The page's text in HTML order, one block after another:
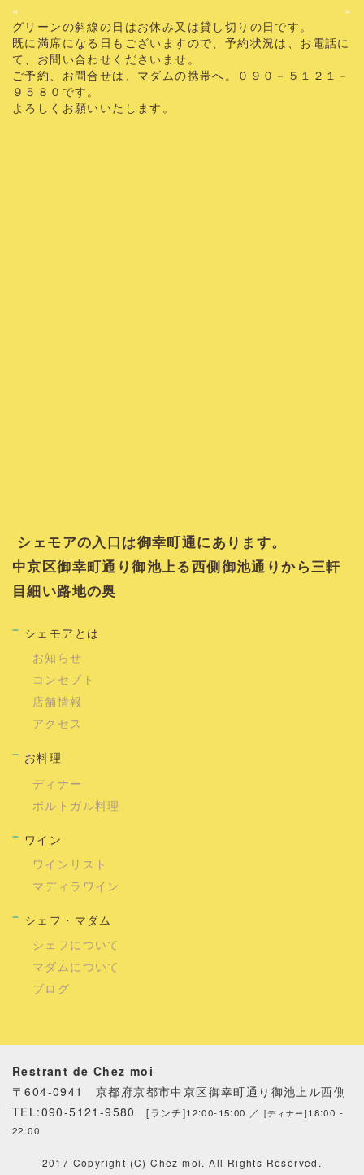
«
»
グリーンの斜線の日はお休み又は貸し切りの日です。
既に満席になる日もございますので、予約状況は、お電話に
て、お問い合わせくださいませ。
ご予約、お問合せは、マダムの携帯へ。０９０－５１２１－
９５８０です。
よろしくお願いいたします。
シェモアの入口は御幸町通にあります。
中京区御幸町通り御池上る西側御池通りから三軒
目細い路地の奥
シェモアとは
お知らせ
コンセプト
店舗情報
アクセス
お料理
ディナー
ポルトガル料理
ワイン
ワインリスト
マディラワイン
シェフ・マダム
シェフについて
マダムについて
ブログ
Restrant de Chez moi
〒604-0941 京都府京都市中京区御幸町通り御池上ル西側
TEL:090-5121-9580
[ランチ]12:00-15:00 ／ [ディナー] 18:00 -
22:00
2017 Copyright (C) Chez moi. All Rights Reserved.